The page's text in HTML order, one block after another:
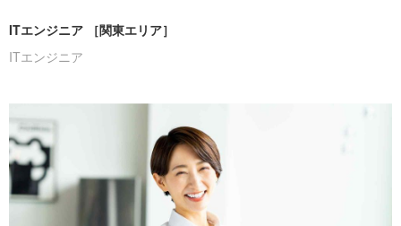
ITエンジニア ［関東エリア］
ITエンジニア